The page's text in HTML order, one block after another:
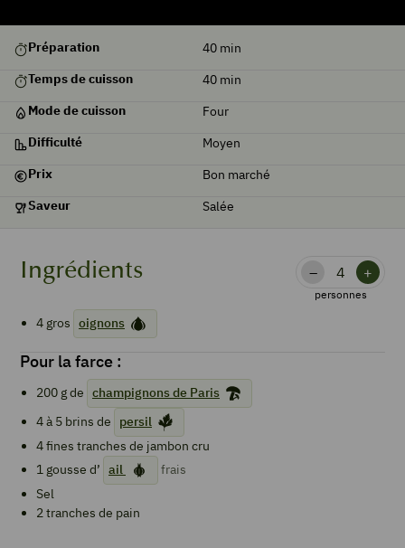
saison
Préparation 40 min
Temps de cuisson
40 min
Mode de cuisson
Four
Difficulté
Moyen
Prix
Bon marché
Saveur
Salée
Ingrédients – +
personnes
4 gros oignons
Pour la farce :
200 g de champignons de Paris
4 à 5 brins de
persil
4fines tranches de jambon cru
1 gousse d’ ail
frais
Sel
2tranches de pain